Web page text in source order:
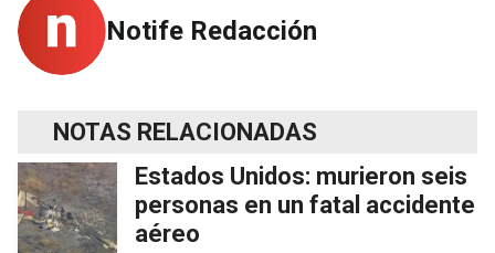
Notife Redacción
NOTAS RELACIONADAS
Estados Unidos: murieron seis
personas en un fatal accidente
aéreo